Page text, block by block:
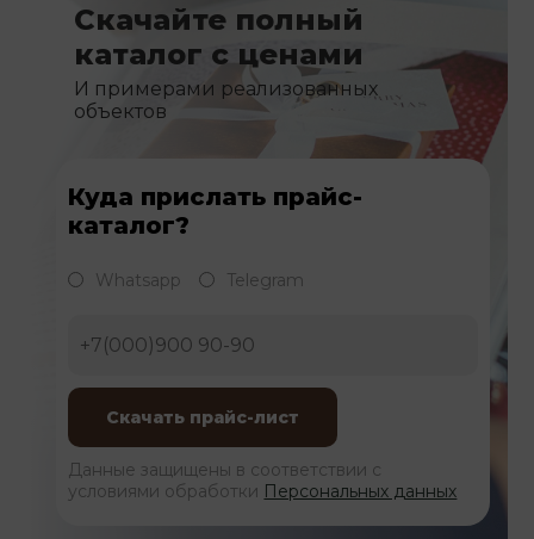
Скачайте полный
каталог с ценами
И примерами реализованных
объектов
Куда прислать прайс-
каталог?
Whatsapp Telegram
Данные защищены в соответствии с
условиями обработки Персональных данных